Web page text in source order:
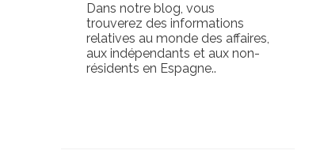
Dans notre blog, vous
trouverez des informations
relatives au monde des affaires,
aux indépendants et aux non-
résidents en Espagne..